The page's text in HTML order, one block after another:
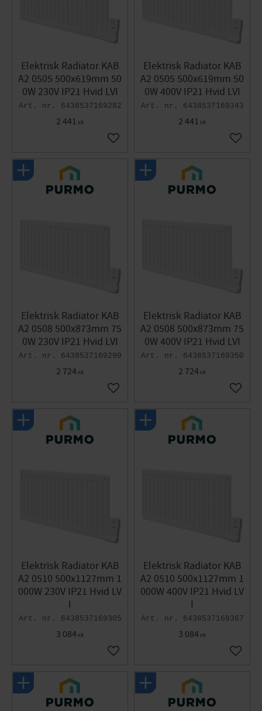
Elektrisk Radiator KAB
A2 0505 500x619mm 50
0W 230V IP21 Hvid LVI
6438537169282
2 441 KR
Gem som favorit
Elektrisk Radiator KAB
A2 0505 500x619mm 50
0W 400V IP21 Hvid LVI
6438537169343
2 441 KR
Gem
Elektrisk Radiator KAB
A2 0508 500x873mm 75
0W 230V IP21 Hvid LVI
6438537169299
2 724 KR
Gem som favorit
Elektrisk Radiator KAB
A2 0508 500x873mm 75
0W 400V IP21 Hvid LVI
6438537169350
2 724 KR
Gem
Elektrisk Radiator KAB
A2 0510 500x1127mm 1
000W 230V IP21 Hvid LV
I
6438537169305
3 084 KR
Gem som favorit
Elektrisk Radiator KAB
A2 0510 500x1127mm 1
000W 400V IP21 Hvid LV
I
6438537169367
3 084 KR
Gem